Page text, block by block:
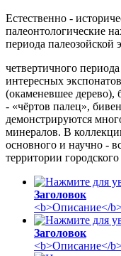
Естественно -
палеонтологические
периода палеозойской
четвертичного
интересных
(окаменевшее
- «чёртов палец»,
демонстрируются
минералов. В
основного и научно -
территории
Заголовок
<b>Описание</
Заголовок
<b>Описание</